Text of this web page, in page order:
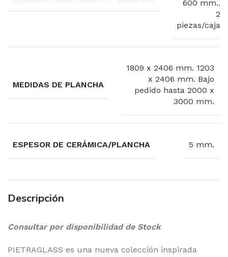
600 mm.,
2
piezas/caja
MEDIDAS DE PLANCHA
1809 x 2406 mm. 1203
x 2406 mm. Bajo
pedido hasta 2000 x
3000 mm.
ESPESOR DE CERÁMICA/PLANCHA 5 mm.
Descripción
Consultar por disponibilidad de Stock
PIETRAGLASS es una nueva colección inspirada